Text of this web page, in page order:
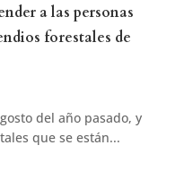
a las personas
forestales de
del año pasado, y
que se están...